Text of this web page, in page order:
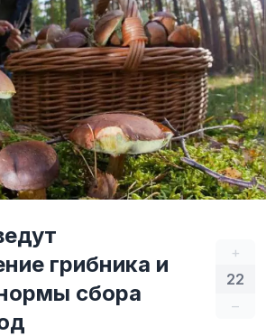
+
22
–
грибника и
сбора